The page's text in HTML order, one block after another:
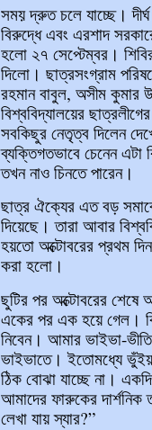
সময় দ্রুত চলে যাচ্ছে। দীর্ঘ
বিরুদ্ধে এবং এরশাদ
হলো ২৭ সেপ্টেম্বর।
দিলো। ছাত্রসংগ্রাম
রহমান বাবুল, অসীম কুমার
বিশ্ববিদ্যালয়ের
সবকিছুর নেতৃত্ব দিলেন
ব্যক্তিগতভাবে চেনেন
তখন নাও চিনতে পারেন।
ছাত্র ঐক্যের এত বড়
দিয়েছে। তারা আবার
হয়তো অক্টোবরের প্রথম
করা হলো।
ছুটির পর অক্টোবরের শেষে
একের পর এক হয়ে গেল।
নিবেন। আমার ভাইভা-
ভাইভাতে। ইতোমধ্যে
ঠিক বোঝা যাচ্ছে না।
আমাদের ফারুকের
লেখা যায় স্যার?”